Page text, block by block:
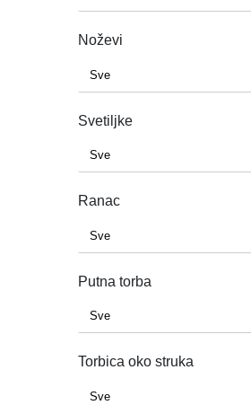
Noževi
Svetiljke
Ranac
Putna torba
Torbica oko struka